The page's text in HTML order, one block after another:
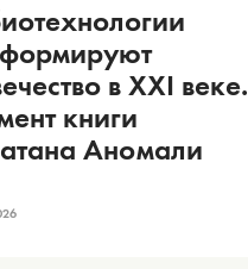
в XXI веке.
книги
Аномали